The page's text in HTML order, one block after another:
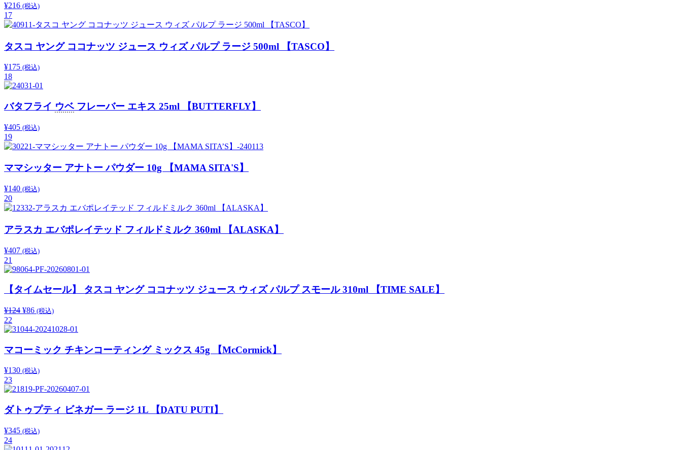
¥216 (税込)
17
タスコ ヤング ココナッツ ジュース ウィズ パルプ ラージ 500ml 【TASCO】
¥175 (税込)
18
バタフライ ウベフレーバー エキス 25ml 【BUTTERFLY】
¥405 (税込)
19
ママシッター アナトー パウダー 10g 【MAMA SITA'S】
¥140 (税込)
20
アラスカ エバポレイテッド フィルドミルク 360ml 【ALASKA】
¥407 (税込)
21
【タイムセール】 タスコ ヤング ココナッツ ジュース ウィズ パルプ スモール 310ml 【TIME SALE】
¥124 元
価
は
で
た。
¥86現
の
格
¥86
す。
(税込)
22
マコーミック チキンコーティング ミックス 45g 【McCormick】
¥130 (税込)
23
ダトゥプティ ビネガー ラージ 1L 【DATU PUTI】
¥345 (税込)
24